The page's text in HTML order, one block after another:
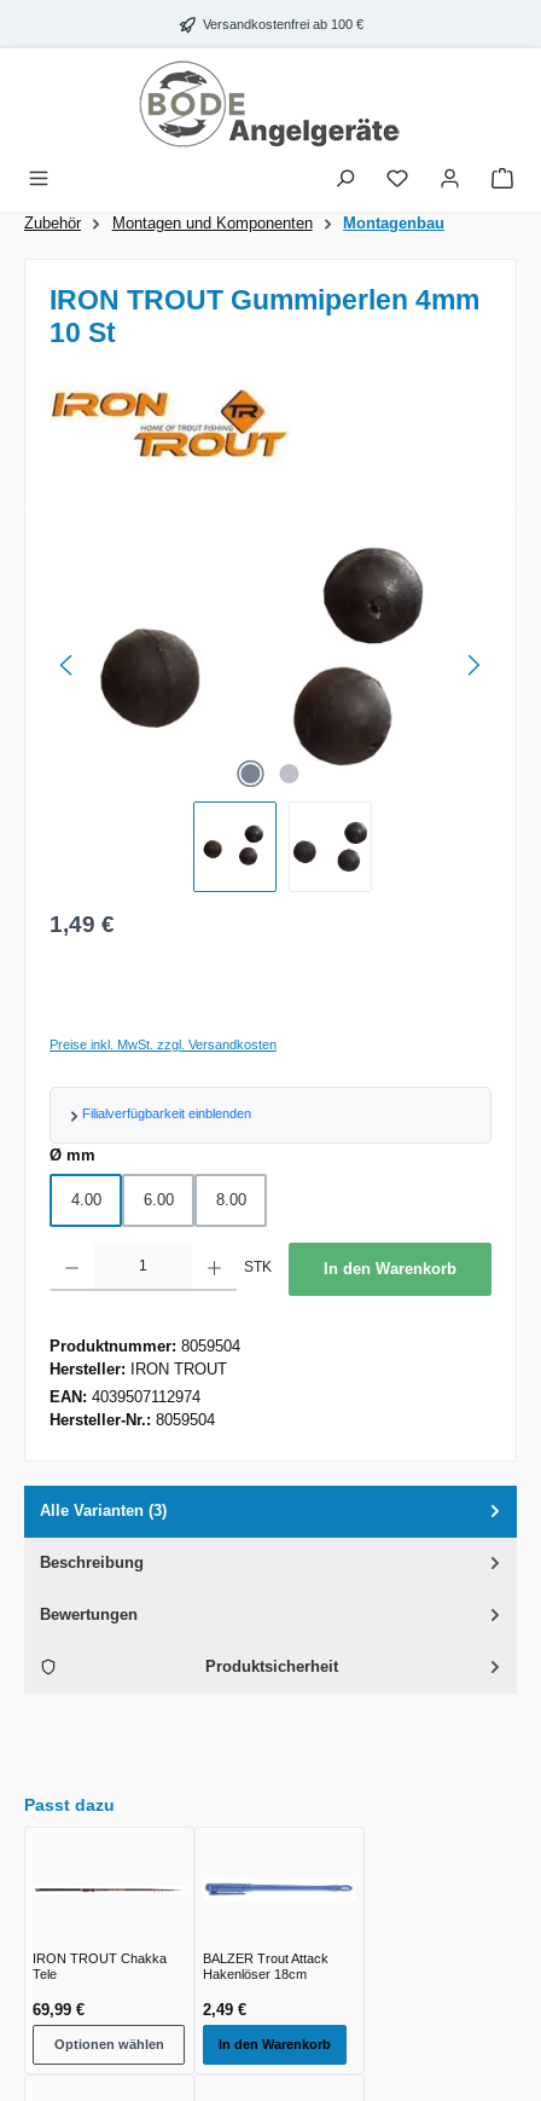
Zum Hauptinhalt springen Versandkostenfrei ab 100 €
Zubehör Montagen und Komponenten Montagenbau
IRON TROUT Gummiperlen 4mm
10 St
Regulärer Preis:
1,49 €
Preise inkl. MwSt. zzgl. Versandkosten
Filialverfügbarkeit einblenden
Ø mm
4.00 6.00 8.00
STK In den Warenkorb
Produktnummer: 8059504
Hersteller:
IRON TROUT
EAN: 4039507112974
Hersteller-Nr.: 8059504
Alle Varianten (3)
Beschreibung
Bewertungen
Produktsicherheit
Passt dazu
IRON TROUT Chakka
Tele
69,99 €
Optionen wählen
BALZER Trout Attack
Hakenlöser 18cm
2,49 €
In den Warenkorb